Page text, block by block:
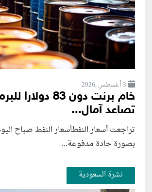
3 أغسطس ,2026
خام برنت دون 83
تصاعد آمال...
تراجعت أسعار النفطأسعار النفط صباح
بصورة حادة مدفوعة...
نشرة السعودية